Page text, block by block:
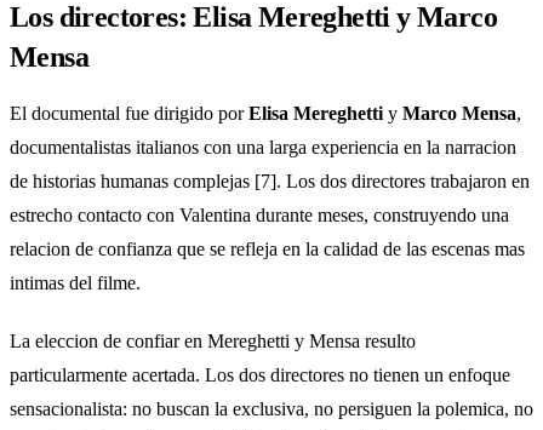
Los directores: Elisa Mereghetti y Marco
Mensa
El documental fue dirigido porElisa Mereghetti y Marco Mensa,
documentalistas italianos con una larga experiencia en la narracion
de historias humanas complejas [7]. Los dos directores trabajaron en
estrecho contacto con Valentina durante meses, construyendo una
relacion de confianza que se refleja en la calidad de las escenas mas
intimas del filme.
La eleccion de confiar en Mereghetti y Mensa resulto
particularmente acertada. Los dos directores no tienen un enfoque
sensacionalista: no buscan la exclusiva, no persiguen la polemica, no